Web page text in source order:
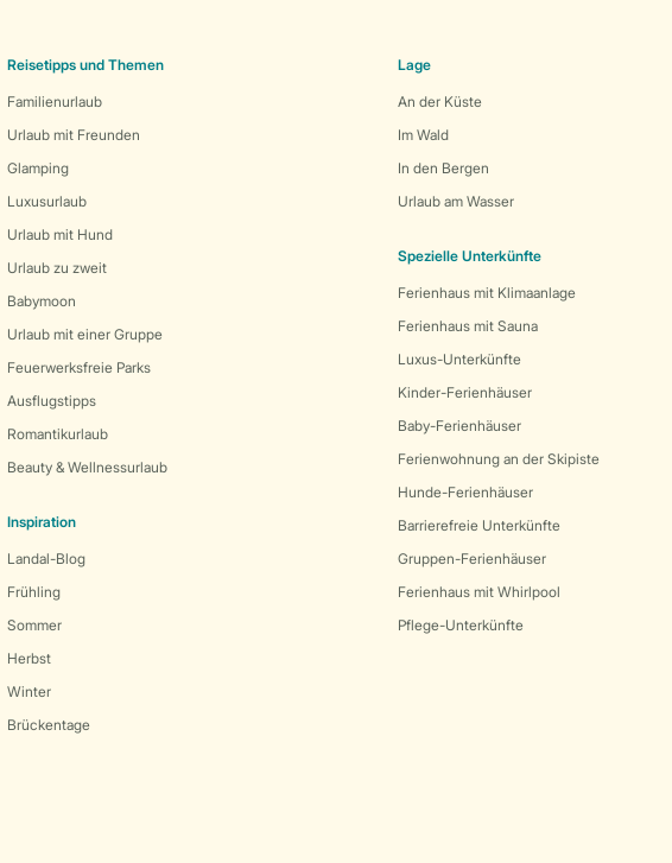
Reisetipps und Themen
Familienurlaub
Urlaub mit Freunden
Glamping
Luxusurlaub
Urlaub mit Hund
Urlaub zu zweit
Babymoon
Urlaub mit einer Gruppe
Feuerwerksfreie Parks
Ausflugstipps
Romantikurlaub
Beauty & Wellnessurlaub
Inspiration
Landal-Blog
Frühling
Sommer
Herbst
Winter
Brückentage
Lage
An der Küste
Im Wald
In den Bergen
Urlaub am Wasser
Spezielle Unterkünfte
Ferienhaus mit Klimaanlage
Ferienhaus mit Sauna
Luxus-Unterkünfte
Kinder-Ferienhäuser
Baby-Ferienhäuser
Ferienwohnung an der Skipiste
Hunde-Ferienhäuser
Barrierefreie Unterkünfte
Gruppen-Ferienhäuser
Ferienhaus mit Whirlpool
Pflege-Unterkünfte